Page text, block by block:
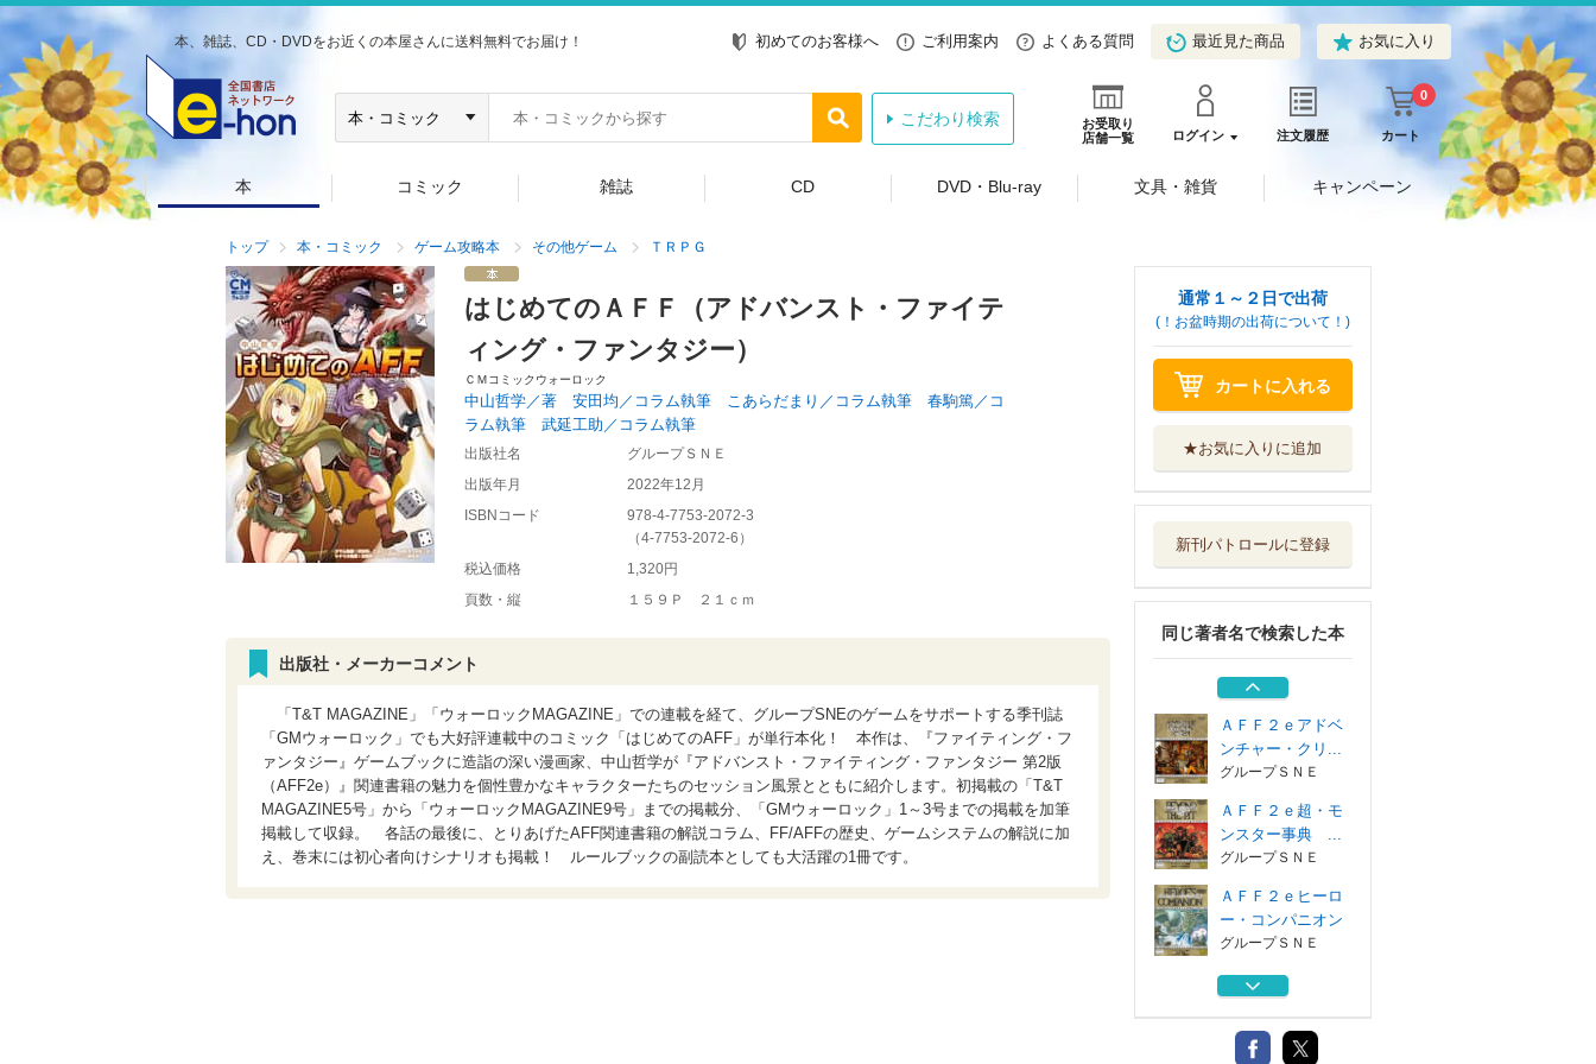
本、雑誌、CD・DVDをお近くの本屋さんに送料無料でお届け！ 初めてのお客様へ ご利用案内 よくある質問 最近見た商品 お気に入り
お受取り
店舗一覧
ログイン 注文履歴 カート
0
こだわり検索
本 コミック 雑誌 CD DVD・Blu-ray 文具・雑貨 キャンペーン
トップ 本・コミック ゲーム攻略本 その他ゲーム ＴＲＰＧ
はじめてのＡＦＦ（アドバンスト・ファイテ
ィング・ファンタジー）
ＣＭコミックウォーロック
中山哲学／著 安田均／コラム執筆 こあらだまり／コラム執筆 春駒篤／コ
ラム執筆 武延工助／コラム執筆
出版社名
グループＳＮＥ
出版年月
2022年12月
ISBNコード
978-4-7753-2072-3
（4-7753-2072-6 ）
税込価格
1,320円
頁数・縦
１５９Ｐ ２１ｃｍ
出版社・メーカーコメント
「T&T MAGAZINE」「ウォーロックMAGAZINE」での連載を経て、グループSNEのゲームをサポートする季刊誌
「GMウォーロック」でも大好評連載中のコミック「はじめてのAFF」が単行本化！ 本作は、『ファイティング・フ
ァンタジー』ゲームブックに造詣の深い漫画家、中山哲学が『アドバンスト・ファイティング・ファンタジー 第2版
（AFF2e）』関連書籍の魅力を個性豊かなキャラクターたちのセッション風景とともに紹介します。初掲載の「T&T
MAGAZINE5号」から「ウォーロックMAGAZINE9号」までの掲載分、「GMウォーロック」1～3号までの掲載を加筆
掲載して収録。 各話の最後に、とりあげたAFF関連書籍の解説コラム、FF/AFFの歴史、ゲームシステムの解説に加
え、巻末には初心者向けシナリオも掲載！ ルールブックの副読本としても大活躍の1冊です。
通常１～２日で出荷
(！お盆時期の出荷について！)
カートに入れる
★お気に入りに追加
新刊パトロールに登録
同じ著者名で検索した本
ＡＦＦ２ｅヒーロ
ー・コンパニオン
ＲＰＧシティブッ
グループＳＮＥ
アドバンスト・フ
ァイティング・...
グループＳＮＥ
ＡＦＦ２ｅアドベ
ンチャー・クリ...
グループＳＮＥ
ＡＦＦ２ｅ超・モ
ンスター事典 ...
グループＳＮＥ
ＡＦＦ２ｅヒーロ
ー・コンパニオン
グループＳＮＥ
ＲＰＧシティブッ
グループＳＮＥ